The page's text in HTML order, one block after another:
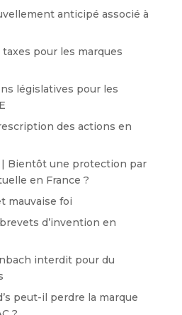
anticipé associé à
pour les marques
législatives pour les
des actions en
Bientôt une protection par
en France ?
mauvaise foi
d’invention en
interdit pour du
peut-il perdre la marque